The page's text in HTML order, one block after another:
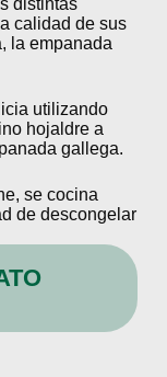
calidad de sus
la empanada
utilizando
hojaldre a
gallega.
se cocina
de descongelar